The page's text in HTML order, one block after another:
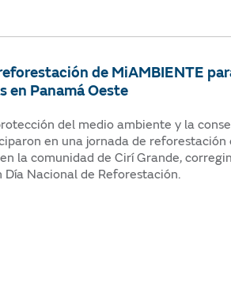
de MiAMBIENTE
en Panamá Oeste
del medio ambiente y la
en una jornada de reforestación
la comunidad de Cirí Grande,
Nacional de Reforestación.